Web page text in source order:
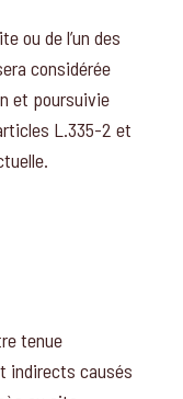
ou de l’un des
considérée
et poursuivie
L.335-2 et
tenue
indirects causés